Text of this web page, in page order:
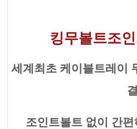
킹무볼트조
세계최초 케이블트레이
조인트볼트 없이 간